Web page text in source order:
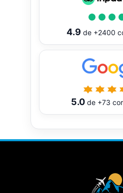
4.9 de +2400
5.0 de +73